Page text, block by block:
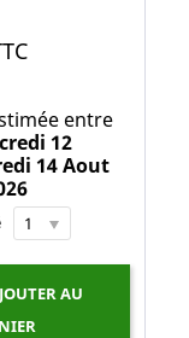
entre
12
14 Aout
AU